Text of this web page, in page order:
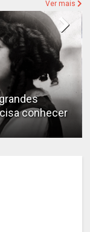
Ver mais
Destaques
Estudo